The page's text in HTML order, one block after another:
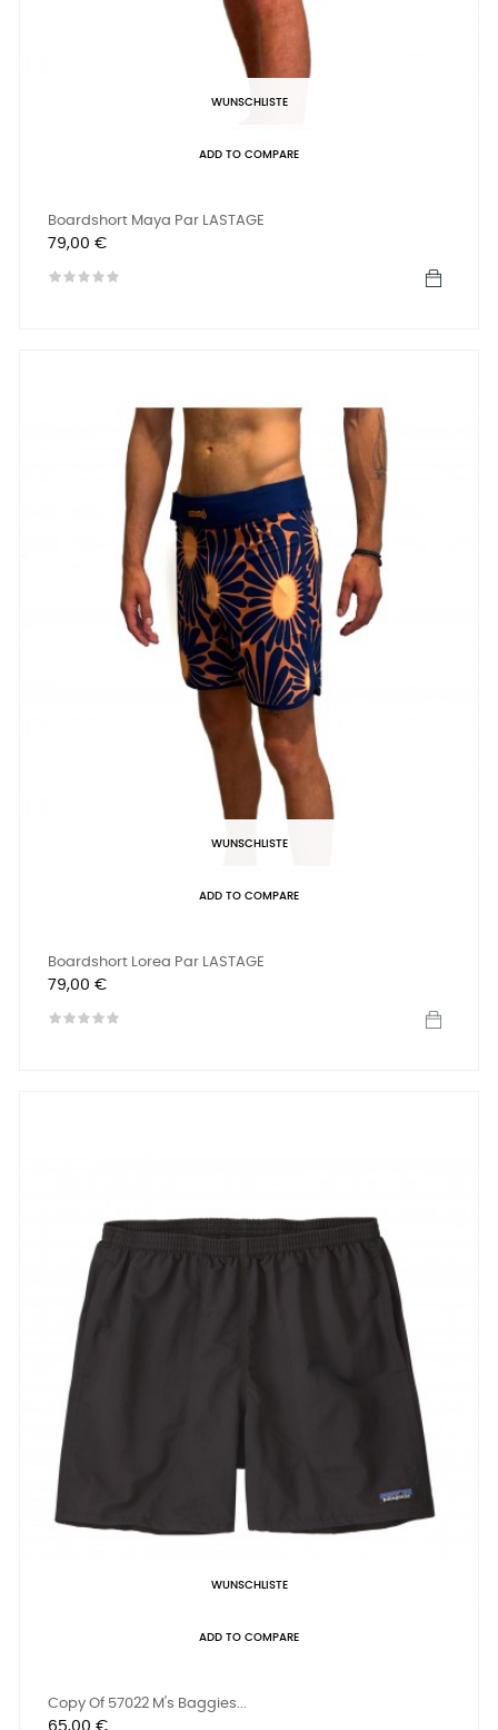
WUNSCHLISTE
ADD TO COMPARE
Boardshort Maya Par LASTAGE
Preis
79,00 €
WUNSCHLISTE
ADD TO COMPARE
Boardshort Lorea Par LASTAGE
Preis
79,00 €
WUNSCHLISTE
ADD TO COMPARE
Copy Of 57022 M's Baggies...
Preis
65,00 €